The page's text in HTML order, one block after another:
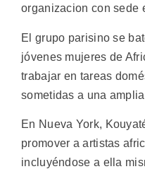
organizacion con sede
El grupo parisino se
jóvenes mujeres de
trabajar en tareas
sometidas a una
En Nueva York,
promover a artistas
incluyéndose a ella